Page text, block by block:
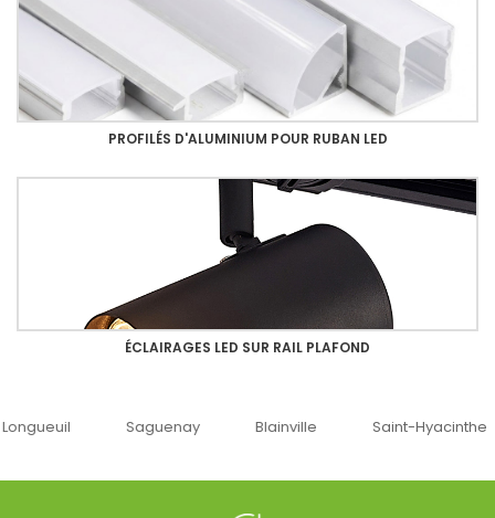
PROFILÉS D'ALUMINIUM POUR RUBAN LED
ÉCLAIRAGES LED SUR RAIL PLAFOND
Blainville Saint-Hyacinthe Ottawa